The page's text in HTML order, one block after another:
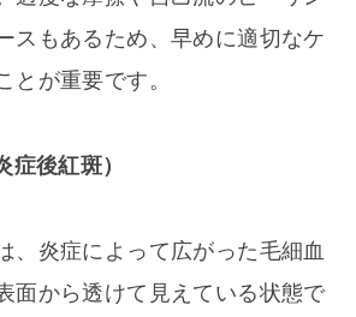
スもあるため、早めに適切なケ
とが重要です。
症後紅斑）
、炎症によって広がった毛細血
面から透けて見えている状態で